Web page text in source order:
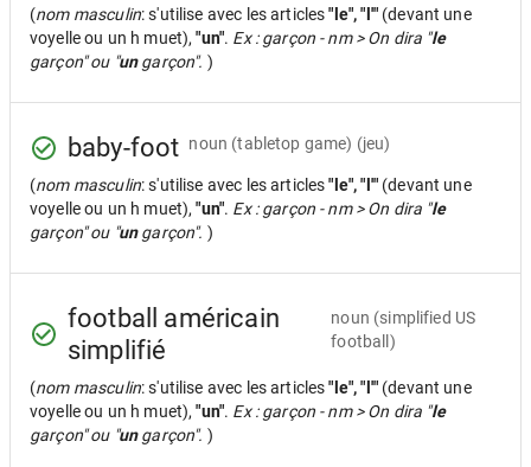
(nom masculin: s'utilise avec les articles"le", "l'" (devant une
voyelle ou un h muet),"un". Ex : garçon - nm > On dira "le
garçon" ou "ungarçon". )
baby-foot noun (tabletop game) (jeu)
(nom masculin: s'utilise avec les articles"le", "l'" (devant une
voyelle ou un h muet),"un". Ex : garçon - nm > On dira "le
garçon" ou "ungarçon". )
football américain
simplifié
noun (simplified US
football)
(nom masculin: s'utilise avec les articles"le", "l'" (devant une
voyelle ou un h muet),"un". Ex : garçon - nm > On dira "le
garçon" ou "ungarçon". )